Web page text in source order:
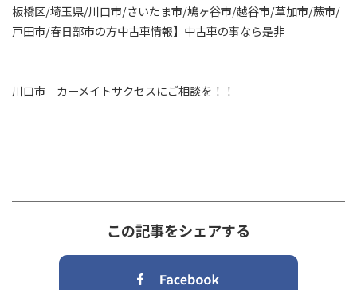
板橋区/埼玉県/川口市/さいたま市/鳩ヶ谷市/越谷市/草加市/蕨市/
戸田市/春日部市の方中古車情報】中古車の事なら是非
川口市 カーメイトサクセスにご相談を！！
この記事をシェアする